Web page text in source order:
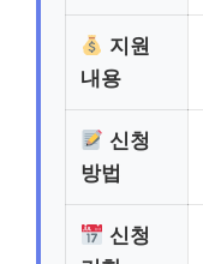
지원
내용
신청
방법
신청